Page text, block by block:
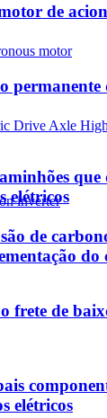
de
permanente
elétricos
de
do
frete de
elétricos